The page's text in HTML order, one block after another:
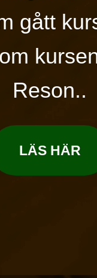
gått
Reson..
LÄS HÄR